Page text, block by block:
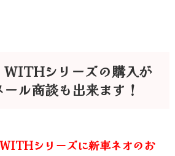
WITHシリーズの購入が
ル商談も出来ます！
シリーズに新車ネオのお